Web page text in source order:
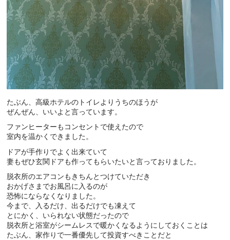
たぶん、高級ホテルのトイレよりうちのほうが
ぜんぜん、いいよと言っています。
ファンヒーターもコンセントで使えたので
室内を温かくできました。
ドアが手作りでよく出来ていて
妻もぜひ玄関ドアも作ってもらいたいと言っておりました。
脱衣所のエアコンもきちんとつけていただき
おかげさまでお風呂に入るのが
恐怖にならなくなりました。
今まで、入るだけ、出るだけでも凍えて
とにかく、いられない状態だったので
脱衣所と浴室がシームレスで暖かくなるようにしておくことは
たぶん、家作りで一番優先して投資すべきことだと